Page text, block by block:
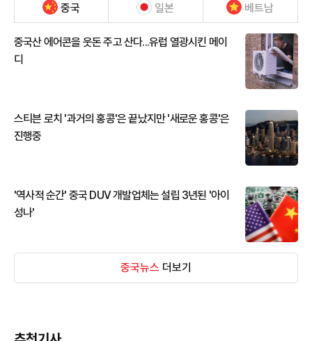
중국 일본 베트남
중국산 에어콘을 웃돈 주고 산다...유럽 열광시킨 메이
디
스티븐 로치 '과거의 홍콩'은 끝났지만 '새로운 홍콩'은
진행중
'역사적 순간' 중국 DUV 개발업체는 설립 3년된 '아이
성나'
중국뉴스 더보기